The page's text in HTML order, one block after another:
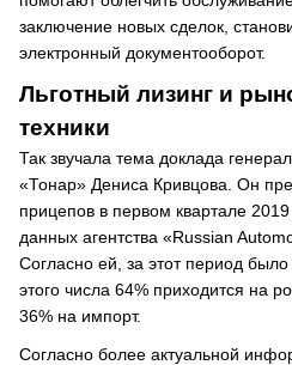
заключение новых сделок,
электронный документооборот.
Льготный лизинг и
техники
Так звучала тема доклада
«Тонар» Дениса Кривцова. Он
прицепов в первом квартале
данных агентства «Russian
Согласно ей, за этот период
этого числа 64% приходится на
36% на импорт.
Согласно более актуальной